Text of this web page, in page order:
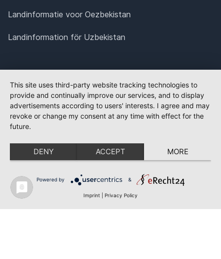
Landinformatie voor Oezbekistan
Landinformation för Uzbekistan
This site uses third-party website tracking technologies to
provide and continually improve our services, and to display
advertisements according to users' interests. I agree and may
revoke or change my consent at any time with effect for the
future.
DENY ACCEPT MORE
Powered by &
Imprint Privacy Policy